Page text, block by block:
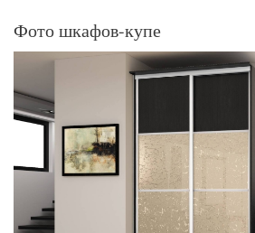
Фото шкафов-купе